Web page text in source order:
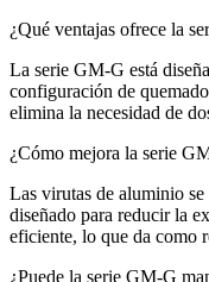
¿Qué ventajas ofrece la
La serie GM‑G está
configuración de
elimina la necesidad de
¿Cómo mejora la serie
Las virutas de aluminio
diseñado para reducir la
eficiente, lo que da como
¿Puede la serie GM‑G